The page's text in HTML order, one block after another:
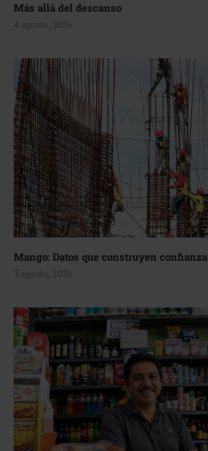
Más allá del descanso
4 agosto, 2026
Mango: Datos que construyen confianza
3 agosto, 2026